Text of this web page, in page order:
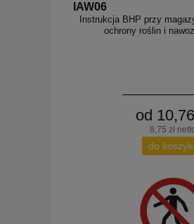
IAW06
Instrukcja BHP przy
ochrony roślin i
od
8,75 zł
do